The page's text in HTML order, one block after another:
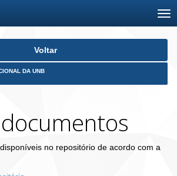
Voltar
DA UNB
no repositório de acordo com a